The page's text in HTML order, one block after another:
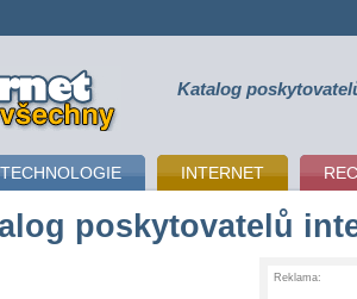
Katalog
TECHNOLOGIE INTERNET
poskytovatelů
Reklama: